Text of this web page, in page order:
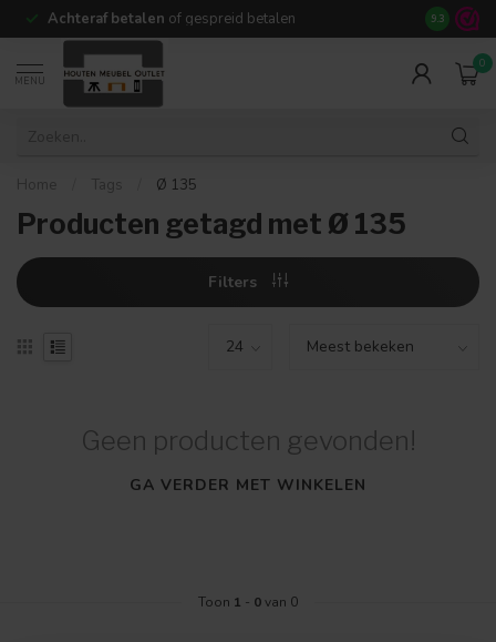
Achteraf betalen of gespreid betalen 14 dagen
9.3
MENU
0
Home Tags Ø 135
Producten getagd met Ø 135
Filters
Geen producten gevonden!
GA VERDER MET WINKELEN
Toon 1 - 0van 0